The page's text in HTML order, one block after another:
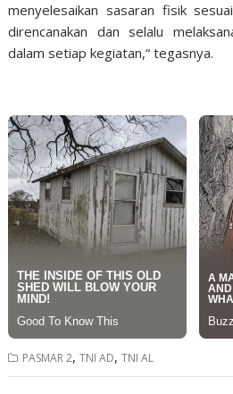
menyelesaikan sasaran fisik
direncanakan dan selalu
dalam setiap kegiatan,“ tegasnya.
PASMAR 2,TNI AD,TNI AL